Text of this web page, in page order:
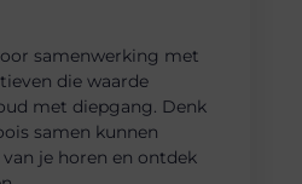
samenwerking met
die waarde
met diepgang. Denk
samen kunnen
je horen en ontdek